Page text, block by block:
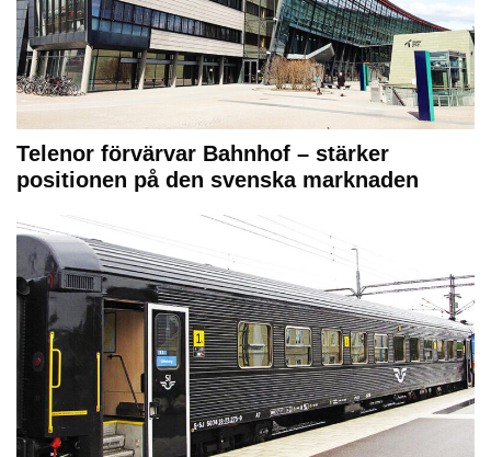
Telenor förvärvar Bahnhof – stärker
positionen på den svenska marknaden